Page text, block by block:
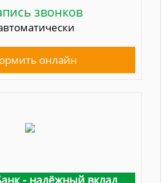
звонков
онлайн
- надёжный вклад